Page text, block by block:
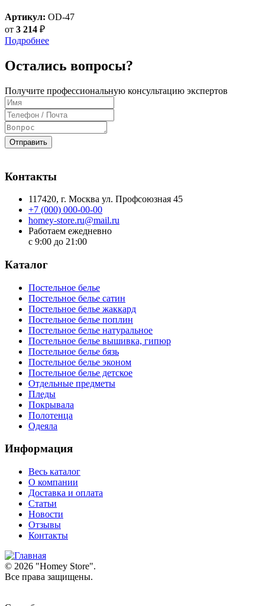
Артикул: OD-47
от 3 214 ₽
Подробнее
Остались вопросы?
Получите профессиональную консультацию экспертов
Отправить
Контакты
117420, г. Москва ул. Профсоюзная 45
+7 (000) 000-00-00
homey-store.ru@mail.ru
Работаем ежедневно
с 9:00 до 21:00
Каталог
Постельное белье
Постельное белье сатин
Постельное белье жаккард
Постельное белье поплин
Постельное белье натуральное
Постельное белье вышивка, гипюр
Постельное белье бязь
Постельное белье эконом
Постельное белье детское
Отдельные предметы
Пледы
Покрывала
Полотенца
Одеяла
Информация
Весь каталог
О компании
Доставка и оплата
Статьи
Новости
Отзывы
Контакты
© 2026 "Homey Store".
Все права защищены.